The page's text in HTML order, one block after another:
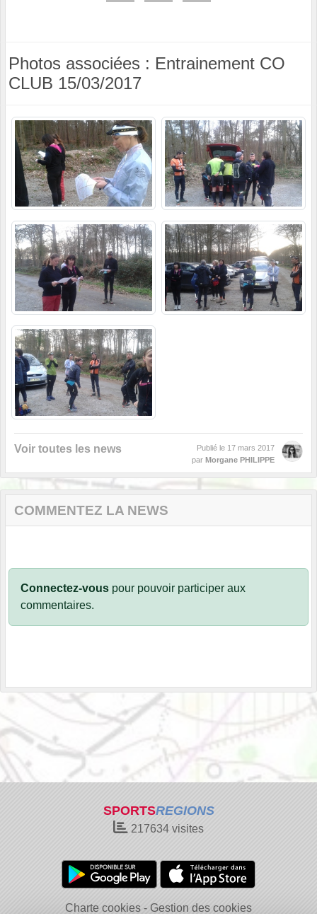
Photos associées : Entrainement CO
CLUB 15/03/2017
Voir toutes les news Publié le 17 mars 2017
par Morgane PHILIPPE
COMMENTEZ LA NEWS
Connectez-vous pour pouvoir participer aux
commentaires.
SPORTSREGIONS
217634 visites
Charte cookies Gestion des cookies